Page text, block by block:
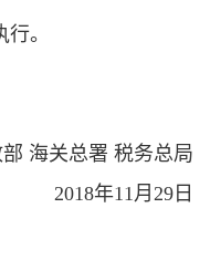
。
海关总署 税务总局
2018年11月29日